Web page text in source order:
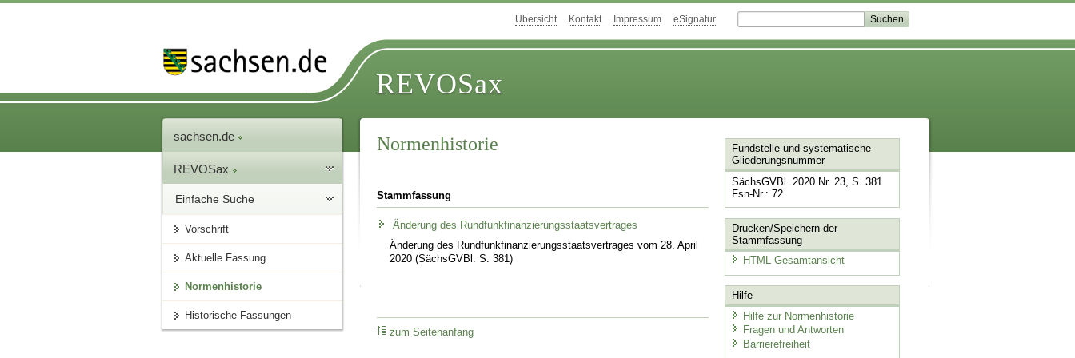
Übersicht Kontakt Impressum eSignatur
REVOSax
sachsen.de
REVOSax
Einfache Suche
Vorschrift
Aktuelle Fassung
Normenhistorie
Historische Fassungen
Normenhistorie
Stammfassung
Änderung des Rundfunkfinanzierungsstaatsvertrages
Änderung des Rundfunkfinanzierungsstaatsvertrages vom 28. April
2020 (SächsGVBl. S. 381)
zum Seitenanfang
Fundstelle und systematische
Gliederungsnummer
SächsGVBl. 2020 Nr. 23, S. 381
Fsn-Nr.: 72
Drucken/Speichern der
Stammfassung
HTML-Gesamtansicht
Hilfe
Hilfe zur Normenhistorie
Fragen und Antworten
Barrierefreiheit